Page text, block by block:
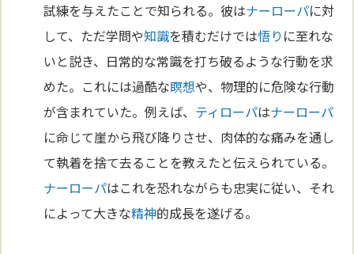
試練を与えたことで知られる。彼はナーローパに対
して、ただ学問や知識を積むだけでは悟り に至れな
いと説き、日常的な常識を打ち破るような行動を求
めた。これには過酷な瞑想や、物理的に危険な行動
が含まれていた。例えば、 ティローパはナーローパ
に命じて崖から飛び降りさせ、肉体的な痛みを通し
て執着を捨て去ることを教えたと伝えられている。
ナーローパはこれを恐れながらも忠実に従い、それ
によって大きな精神的成長を遂げる。